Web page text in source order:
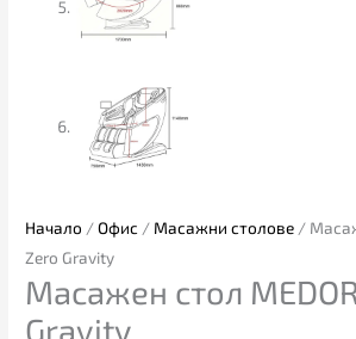
Начало /Офис / Масажни столове /
Zero Gravity
Масажен стол
Gravity